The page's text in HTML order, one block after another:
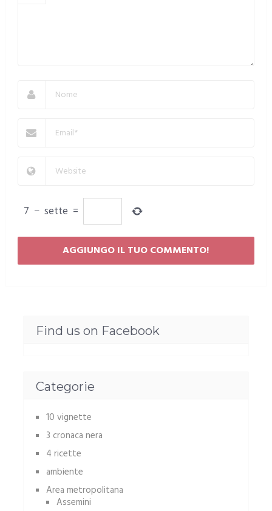
7 − sette =
Find us on Facebook
Categorie
10 vignette
3 cronaca nera
4 ricette
ambiente
Area metropolitana
Assemini